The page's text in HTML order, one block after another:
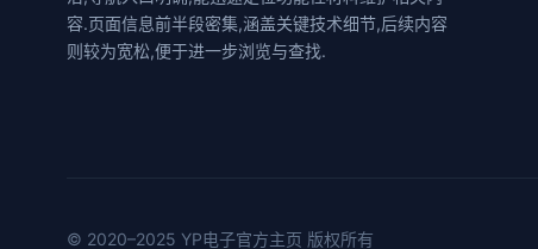
容.页面信息前半段密集,涵盖关键技术细节,后续内容
则较为宽松,便于进一步浏览与查找.
© 2020–2025 YP电子官方主页 版权所有